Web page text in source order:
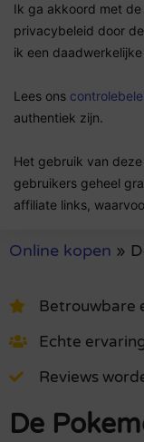
Ik ga akkoord met
privacybeleid door
ik een
Lees ons
authentiek zijn.
Het gebruik van
gebruikers geheel
affiliate links,
Online kopen »
Betrouwbare
Echte
Reviews
De